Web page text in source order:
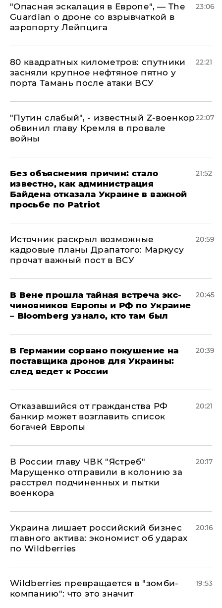
"Опасная эскалация в Европе", — The
Guardian о дроне со взрывчаткой в
аэропорту Лейпцига
23:06
80 квадратных километров: спутники
засняли крупное нефтяное пятно у
порта Тамань после атаки ВСУ
22:21
​"Путин слабый", - известный Z-военкор
обвинил главу Кремля в провале
войны
22:07
Без объяснения причин: стало
известно, как администрация
Байдена отказала Украине в важной
просьбе по Patriot
21:52
​Источник раскрыл возможные
кадровые планы Драпатого: Маркусу
прочат важный пост в ВСУ
20:59
В Вене прошла тайная встреча экс-
чиновников Европы и РФ по Украине
– Bloomberg узнало, кто там был
20:45
​В Германии сорвано покушение на
поставщика дронов для Украины:
след ведет к России
20:39
Отказавшийся от гражданства РФ
банкир может возглавить список
богачей Европы
20:21
В России главу ЧВК "Ястреб"
Марущенко отправили в колонию за
расстрел подчиненных и пытки
военкора
20:17
​Украина лишает российский бизнес
главного актива: экономист об ударах
по Wildberries
20:16
Wildberries превращается в "зомби-
компанию": что это значит
19:53